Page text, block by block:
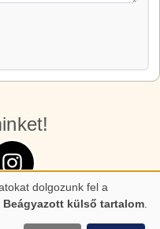
dolgozunk fel a
külső tartalom